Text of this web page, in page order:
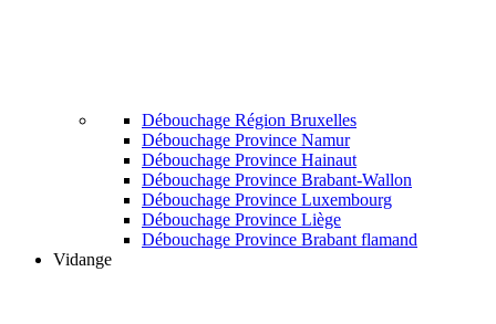
Débouchage Région Bruxelles
Débouchage Province Namur
Débouchage Province Hainaut
Débouchage Province Brabant-Wallon
Débouchage Province Luxembourg
Débouchage Province Liège
Débouchage Province Brabant flamand
Vidange